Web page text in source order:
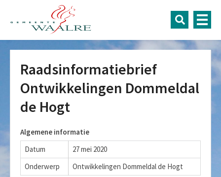
Raadsinformatiebrief
Ontwikkelingen Dommeldal
de Hogt
Algemene informatie
Datum
27 mei 2020
Onderwerp
Ontwikkelingen Dommeldal de Hogt